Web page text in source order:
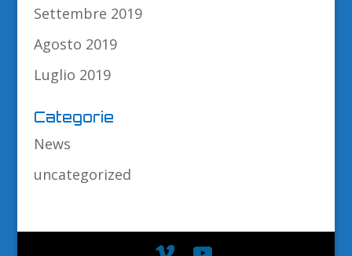
Settembre 2019
Agosto 2019
Luglio 2019
Categorie
News
uncategorized